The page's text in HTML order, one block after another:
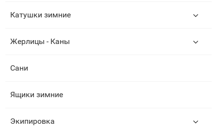
Катушки зимние
Жерлицы - Каны
Сани
Ящики зимние
Экипировка